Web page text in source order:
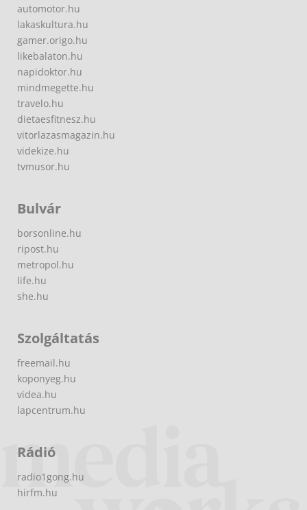
automotor.hu
lakaskultura.hu
gamer.origo.hu
likebalaton.hu
napidoktor.hu
mindmegette.hu
travelo.hu
dietaesfitnesz.hu
vitorlazasmagazin.hu
videkize.hu
tvmusor.hu
Bulvár
borsonline.hu
ripost.hu
metropol.hu
life.hu
she.hu
Szolgáltatás
freemail.hu
koponyeg.hu
videa.hu
lapcentrum.hu
Rádió
radio1gong.hu
hirfm.hu